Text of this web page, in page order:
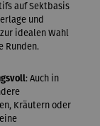
auf Sektbasis
und
idealen Wahl
Runden.
: Auch in
Kräutern oder